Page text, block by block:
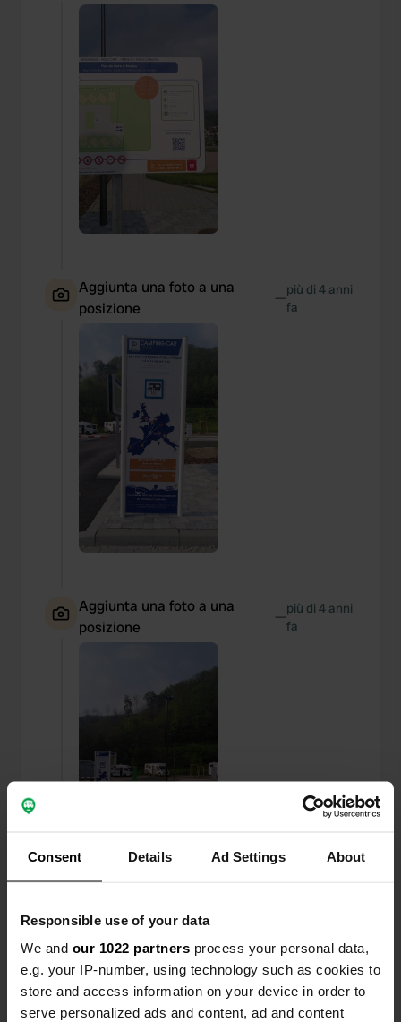
Consent Details Ad Settings About
Responsible use of your data
We and our 1022 partners process your personal data,
e.g. your IP-number, using technology such as cookies to
store and access information on your device in order to
serve personalized ads and content, ad and content
Aggiunta una foto a una
posizione
—più di 4 anni
fa
Aggiunta una foto a una
posizione
—più di 4 anni
fa
Ho recensito una posizione
Sitecode: 29852
Che mucchio sporco.
Tradotto da GoogleMostra originale